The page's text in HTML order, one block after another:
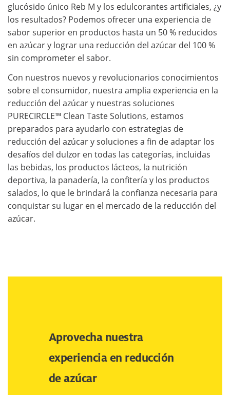
glucósido único Reb M y los edulcorantes artificiales, ¿y
los resultados? Podemos ofrecer una experiencia de
sabor superior en productos hasta un 50 % reducidos
en azúcar y lograr una reducción del azúcar del 100 %
sin comprometer el sabor.
Con nuestros nuevos y revolucionarios conocimientos
sobre el consumidor, nuestra amplia experiencia en la
reducción del azúcar y nuestras soluciones
PURECIRCLE™ Clean Taste Solutions, estamos
preparados para ayudarlo con estrategias de
reducción del azúcar y soluciones a fin de adaptar los
desafíos del dulzor en todas las categorías, incluidas
las bebidas, los productos lácteos, la nutrición
deportiva, la panadería, la confitería y los productos
salados, lo que le brindará la confianza necesaria para
conquistar su lugar en el mercado de la reducción del
azúcar.
Aprovecha nuestra
experiencia en reducción
de azúcar